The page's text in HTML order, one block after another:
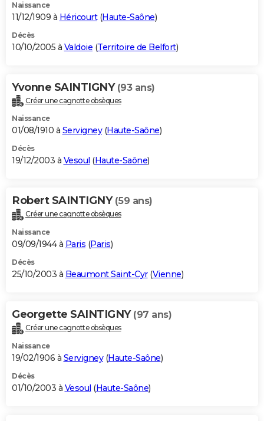
Naissance
11/12/1909 à Héricourt(Haute-Saône)
Décès
10/10/2005 à Valdoie (Territoire de Belfort)
Yvonne SAINTIGNY (93 ans)
Créer une cagnotte obsèques
Naissance
01/08/1910 à Servigney(Haute-Saône)
Décès
19/12/2003 à Vesoul (Haute-Saône)
Robert SAINTIGNY (59 ans)
Créer une cagnotte obsèques
Naissance
09/09/1944 à Paris (Paris)
Décès
25/10/2003 à Beaumont Saint-Cyr(Vienne)
Georgette SAINTIGNY (97 ans)
Créer une cagnotte obsèques
Naissance
19/02/1906 à Servigney(Haute-Saône)
Décès
01/10/2003 à Vesoul (Haute-Saône)